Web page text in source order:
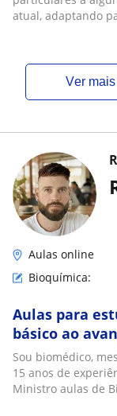
atual, adaptando
ver mais
Aulas online
Bioquímica:
Aulas para
básico ao
Sou biomédico,
15 anos de
Ministro aulas de